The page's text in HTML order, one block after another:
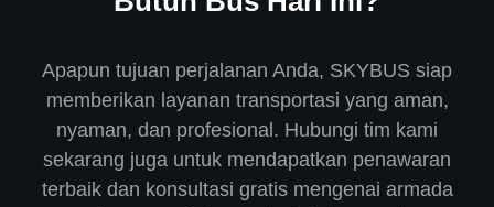
Apapun tujuan perjalanan Anda, SKYBUS siap
memberikan layanan transportasi yang aman,
nyaman, dan profesional. Hubungi tim kami
sekarang juga untuk mendapatkan penawaran
terbaik dan konsultasi gratis mengenai armada